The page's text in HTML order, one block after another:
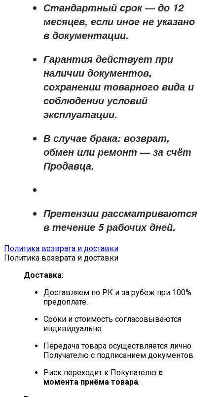
Стандартный срок — до 12
месяцев, если иное не указано
в документации.
Гарантия действует при
наличии документов,
сохранении товарного вида и
соблюдении условий
эксплуатации.
В случае брака: возврат,
обмен или ремонт —за счёт
Продавца.
Претензии рассматриваются
в течение 5 рабочих дней.
Политика возврата и доставки
Политика возврата и доставки
Доставка:
Доставляем по РК и за рубеж при 100%
предоплате.
Сроки и стоимость согласовываются
индивидуально.
Передача товара осуществляется лично
Получателю с подписанием документов.
Риск переходит к Покупателю с
момента приёма товара.